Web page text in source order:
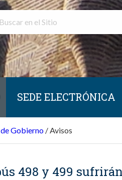
SEDE ELECTRÓNICA
Gobierno /Avisos
498 y 499